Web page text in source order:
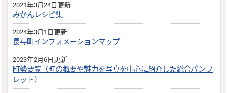
2021年3月24日更新
みかんレシピ集
2024年3月1日更新
長与町インフォメーションマップ
2023年2月6日更新
町勢要覧（町の概要や魅力を写真を中心に紹介した総合パンフ
レット）